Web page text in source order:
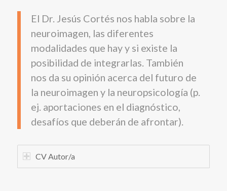
El Dr. Jesús Cortés nos habla sobre la
neuroimagen, las diferentes
modalidades que hay y si existe la
posibilidad de integrarlas. También
nos da su opinión acerca del futuro de
la neuroimagen y la neuropsicología (p.
ej. aportaciones en el diagnóstico,
desafíos que deberán de afrontar).
CV Autor/a